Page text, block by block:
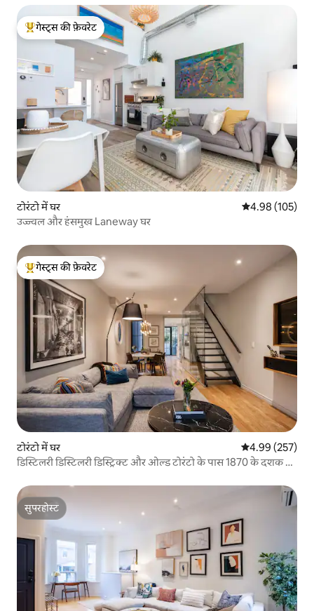
गेस्ट्स का टॉप फ़ेवरेट
गेस्ट्स की फ़ेवरेट
टोरंटो में घर औसत रेटिंग 5 में से
4.98 (105)
उज्ज्वल और हंसमुख Laneway घर
गेस्ट्स का टॉप फ़ेवरेट
गेस्ट्स की फ़ेवरेट
टोरंटो में घर औसत रेटिंग 5 में से
4.99 (257)
डिस्टिलरी डिस्टिलरी डिस्ट्रिक्ट और ओल्ड टोरंटो के पास 1870 के दशक का
सुपरहोस्ट
सुपरहोस्ट